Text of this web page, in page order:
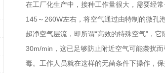
在工厂化生产中，接种工作量很大，需要经
145～260W左右，将空气通过由特制的微孔
超净空气层流，即所谓“高效的特殊空气”，
30m/min，这已足够防止附近空气可能袭扰
毒。工作人员就在这样的无菌条件下操作，